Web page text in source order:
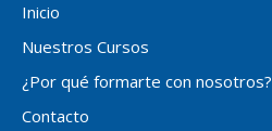
Inicio
Nuestros Cursos
¿Por qué formarte con nosotros?
Contacto